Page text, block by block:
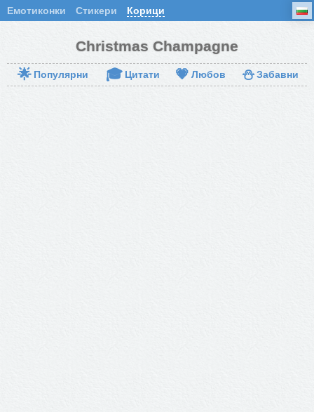
Емотиконки Стикери Корици
Christmas Champagne
🌟 Популярни 🎓 Цитати 💗 Любов ⛄ Забавни